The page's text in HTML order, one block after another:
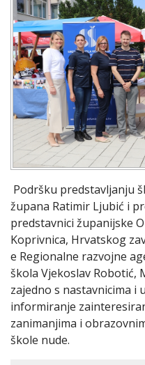
Podršku predstavljanju
župana Ratimir Ljubić i
predstavnici županijske
Koprivnica, Hrvatskog
e Regionalne razvojne
škola Vjekoslav Robotić,
zajedno s nastavnicima i
informiranje
zanimanjima i
škole nude.